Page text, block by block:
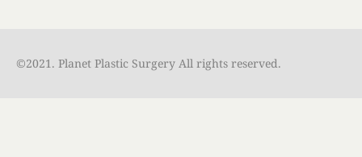
©2021. Planet Plastic Surgery All rights reserved.